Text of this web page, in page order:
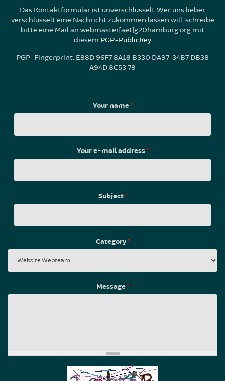
Das Kontaktformular ist unverschlüsselt. Wer uns lieber
verschlüsselt eine Nachricht zukommen lassen will, schreibe
bitte eine Mail an webmaster[aet]g20hamburg.org mit
diesem PGP-PublicKey
PGP-Fingerprint: E88D 96F7 8A18 B330 DA97 34B7 DB38
A94D 8C53 78
Your name*
Your e-mail address*
Subject*
Category*
Message*